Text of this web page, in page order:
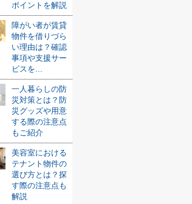
ポイントを解説
障がい者が賃貸
物件を借りづら
い理由は？確認
事項や支援サー
ビスを...
一人暮らしの防
災対策とは？防
災グッズや用意
する際の注意点
もご紹介
美容室における
テナント物件の
選び方とは？探
す際の注意点も
解説